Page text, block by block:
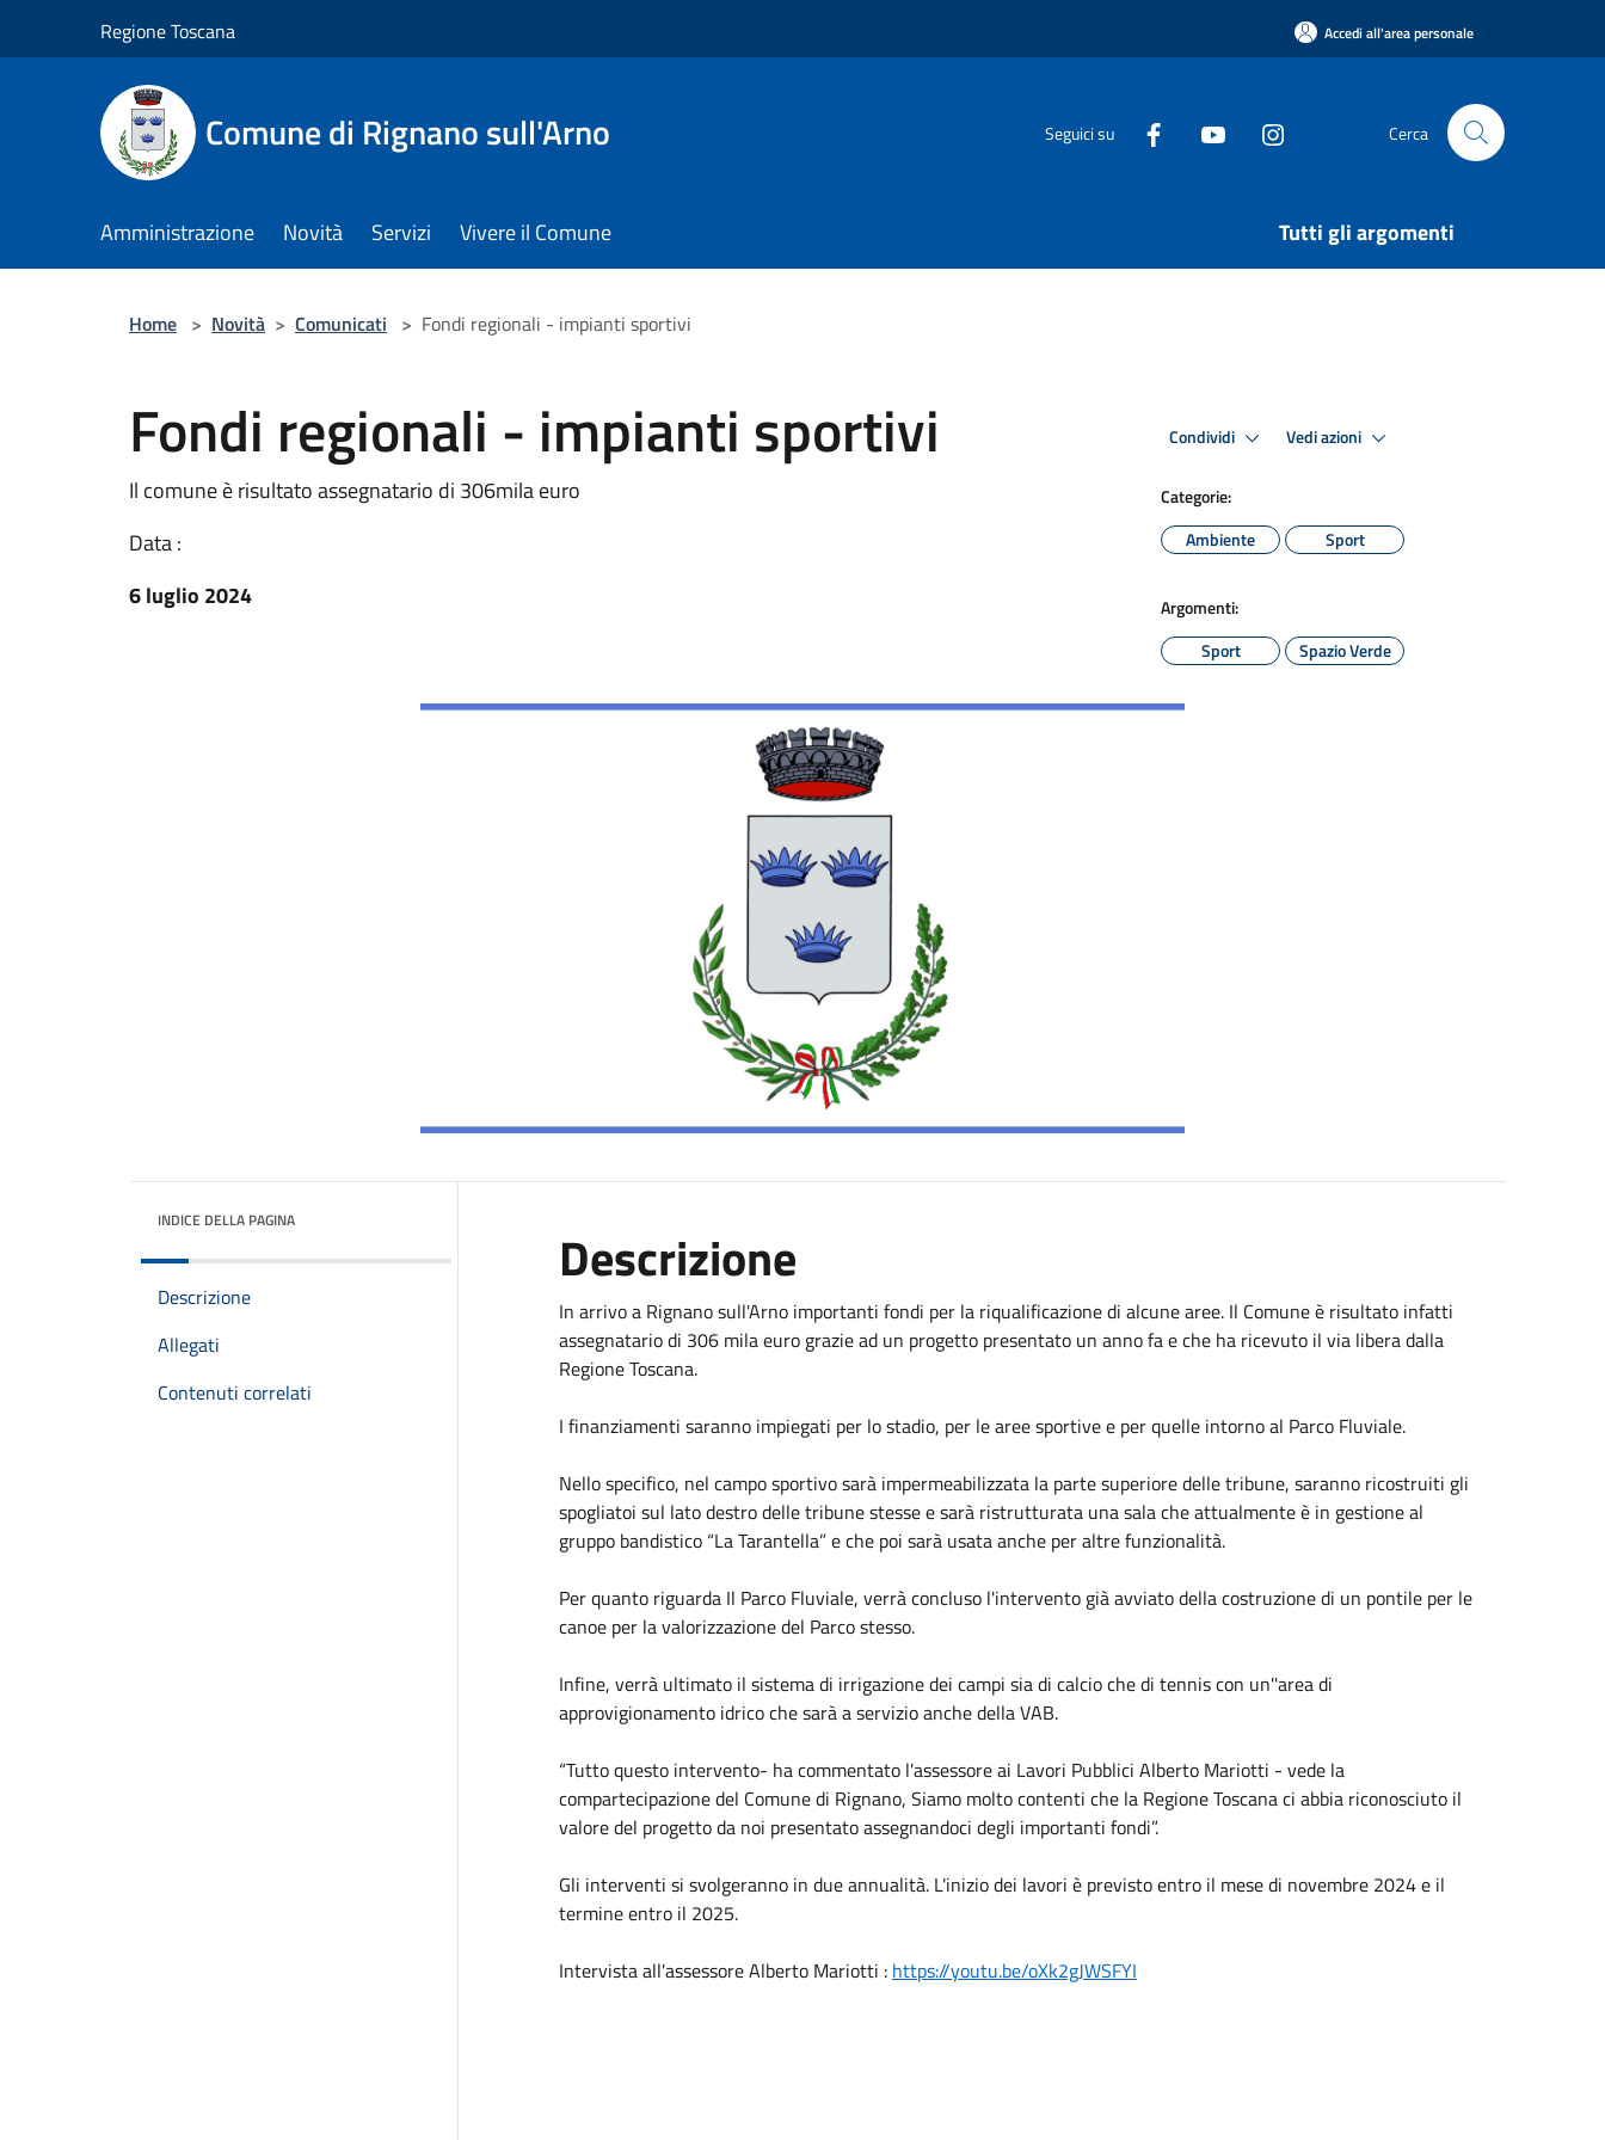
Regione Toscana Accedi all'area personale
Comune di Rignano sull'Arno Seguici su Cerca
Amministrazione Novità Servizi Vivere il Comune Tutti gli argomenti
Home > Novità > Comunicati > Fondi regionali - impianti sportivi
Fondi regionali - impianti sportivi
Il comune è risultato assegnatario di 306mila euro
Data :
6 luglio 2024
Condividi Vedi azioni
Categorie:
Ambiente
Sport
Argomenti:
Sport
Spazio Verde
INDICE DELLA PAGINA
Descrizione
Allegati
Contenuti correlati
Descrizione
In arrivo a Rignano sull'Arno importanti fondi per la riqualificazione di alcune aree. Il Comune è risultato infatti
assegnatario di 306 mila euro grazie ad un progetto presentato un anno fa e che ha ricevuto il via libera dalla
Regione Toscana.
I finanziamenti saranno impiegati per lo stadio, per le aree sportive e per quelle intorno al Parco Fluviale.
Nello specifico, nel campo sportivo sarà impermeabilizzata la parte superiore delle tribune, saranno ricostruiti gli
spogliatoi sul lato destro delle tribune stesse e sarà ristrutturata una sala che attualmente è in gestione al
gruppo bandistico “La Tarantella” e che poi sarà usata anche per altre funzionalità.
Per quanto riguarda Il Parco Fluviale, verrà concluso l'intervento già avviato della costruzione di un pontile per le
canoe per la valorizzazione del Parco stesso.
Infine, verrà ultimato il sistema di irrigazione dei campi sia di calcio che di tennis con un''area di
approvigionamento idrico che sarà a servizio anche della VAB.
“Tutto questo intervento- ha commentato l'assessore ai Lavori Pubblici Alberto Mariotti - vede la
compartecipazione del Comune di Rignano, Siamo molto contenti che la Regione Toscana ci abbia riconosciuto il
valore del progetto da noi presentato assegnandoci degli importanti fondi”.
Gli interventi si svolgeranno in due annualità. L'inizio dei lavori è previsto entro il mese di novembre 2024 e il
termine entro il 2025.
Intervista all'assessore Alberto Mariotti : https://youtu.be/oXk2gJWSFYI